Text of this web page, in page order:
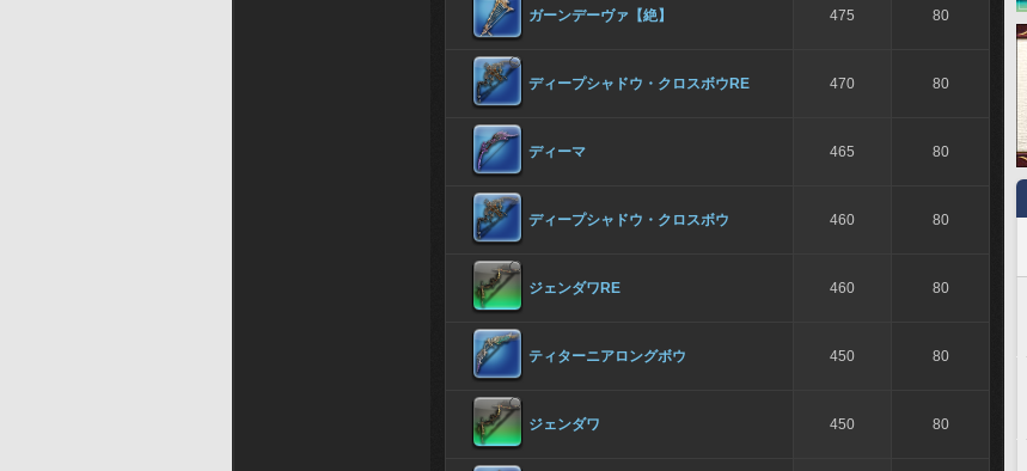
ガーンデーヴァ【絶】 475 80
ディープシャドウ・クロスボウRE 470 80
ディーマ 465 80
ディープシャドウ・クロスボウ 460 80
ジェンダワRE 460 80
ティターニアロングボウ 450 80
ジェンダワ 450 80